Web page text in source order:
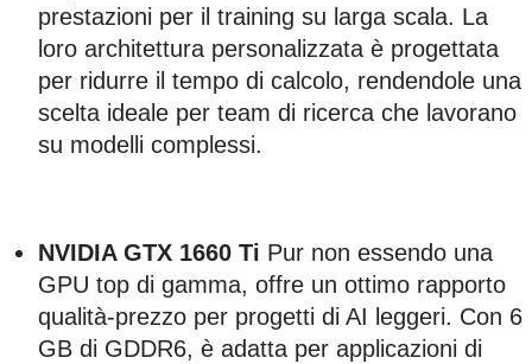
prestazioni per il training su larga scala. La
loro architettura personalizzata è progettata
per ridurre il tempo di calcolo, rendendole una
scelta ideale per team di ricerca che lavorano
su modelli complessi.
NVIDIA GTX 1660 Ti Pur non essendo una
GPU top di gamma, offre un ottimo rapporto
qualità-prezzo per progetti di AI leggeri. Con 6
GB di GDDR6, è adatta per applicazioni di